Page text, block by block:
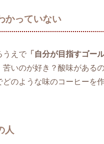
かっていない
うえで 「自分が目指すゴー
苦いのが好き？酸味がある
どのような味のコーヒーを
人